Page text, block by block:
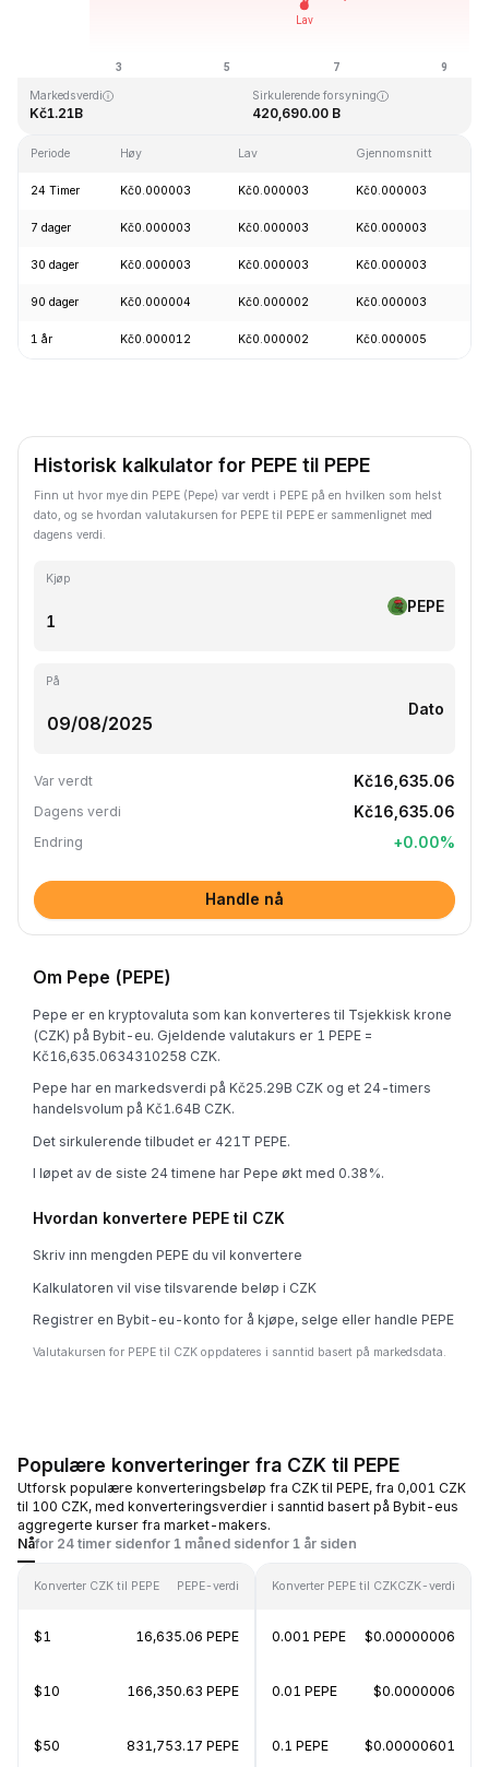
Markedsverdi
Kč1.21B
Sirkulerende forsyning
420,690.00 B
Periode Høy Lav Gjennomsnitt
24 Timer Kč0.000003 Kč0.000003 Kč0.000003
7 dager Kč0.000003 Kč0.000003 Kč0.000003
30 dager Kč0.000003 Kč0.000003 Kč0.000003
90 dager Kč0.000004 Kč0.000002 Kč0.000003
1 år Kč0.000012 Kč0.000002 Kč0.000005
Historisk kalkulator for PEPE til PEPE
Finn ut hvor mye din PEPE (Pepe) var verdt i PEPE på en hvilken som helst
dato, og se hvordan valutakursen for PEPE til PEPE er sammenlignet med
dagens verdi.
Kjøp
PEPE
På
Dato
Var verdt Kč16,635.06
Dagens verdi Kč16,635.06
Endring +0.00%
Handle nå
Om Pepe (PEPE)
Pepe er en kryptovaluta som kan konverteres til Tsjekkisk krone
(CZK) på Bybit-eu. Gjeldende valutakurs er 1 PEPE =
Kč16,635.0634310258 CZK.
Pepe har en markedsverdi på Kč25.29B CZK og et 24-timers
handelsvolum på Kč1.64B CZK.
Det sirkulerende tilbudet er 421T PEPE.
I løpet av de siste 24 timene har Pepe økt med 0.38%.
Hvordan konvertere PEPE til CZK
Skriv inn mengden PEPE du vil konvertere
Kalkulatoren vil vise tilsvarende beløp i CZK
Registrer en Bybit-eu-konto for å kjøpe, selge eller handle PEPE
Valutakursen for PEPE til CZK oppdateres i sanntid basert på markedsdata.
Populære konverteringer fra CZK til PEPE
Utforsk populære konverteringsbeløp fra CZK til PEPE, fra 0,001 CZK
til 100 CZK, med konverteringsverdier i sanntid basert på Bybit-eus
aggregerte kurser fra market-makers.
Nåfor 24 timer sidenfor 1 måned sidenfor 1 år siden
Konverter CZK til PEPE PEPE-verdi
$1 16,635.06 PEPE
$10 166,350.63 PEPE
$50 831,753.17 PEPE
Konverter PEPE til CZKCZK-verdi
0.001 PEPE $0.00000006
0.01 PEPE $0.0000006
0.1 PEPE $0.00000601